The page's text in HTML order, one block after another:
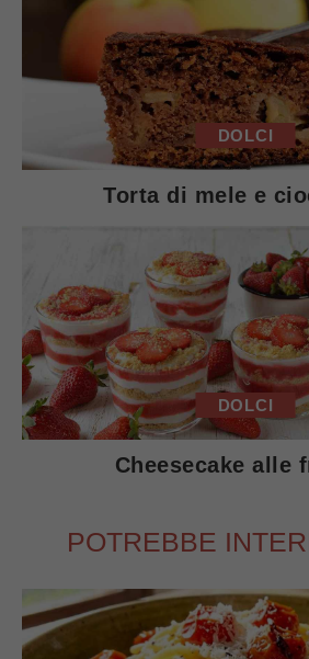
DOLCI
Torta di mele e
DOLCI
Cheesecake alle
POTREBBE